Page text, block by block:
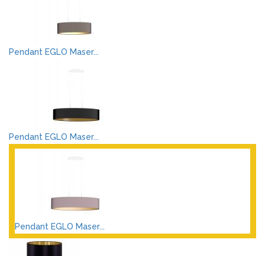
Pendant EGLO Maser...
Pendant EGLO Maser...
Pendant EGLO Maser...